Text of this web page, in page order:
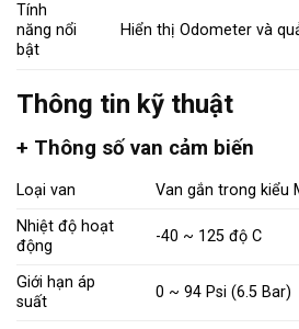
Tính
năng nổi
bật
Hiển thị Odometer và
Thông tin kỹ thuật
+ Thông số van cảm biến
Loại van
Van gắn trong kiểu
Nhiệt độ hoạt
động
-40 ~ 125 độ C
Giới hạn áp
suất
0 ~ 94 Psi (6.5 Bar)